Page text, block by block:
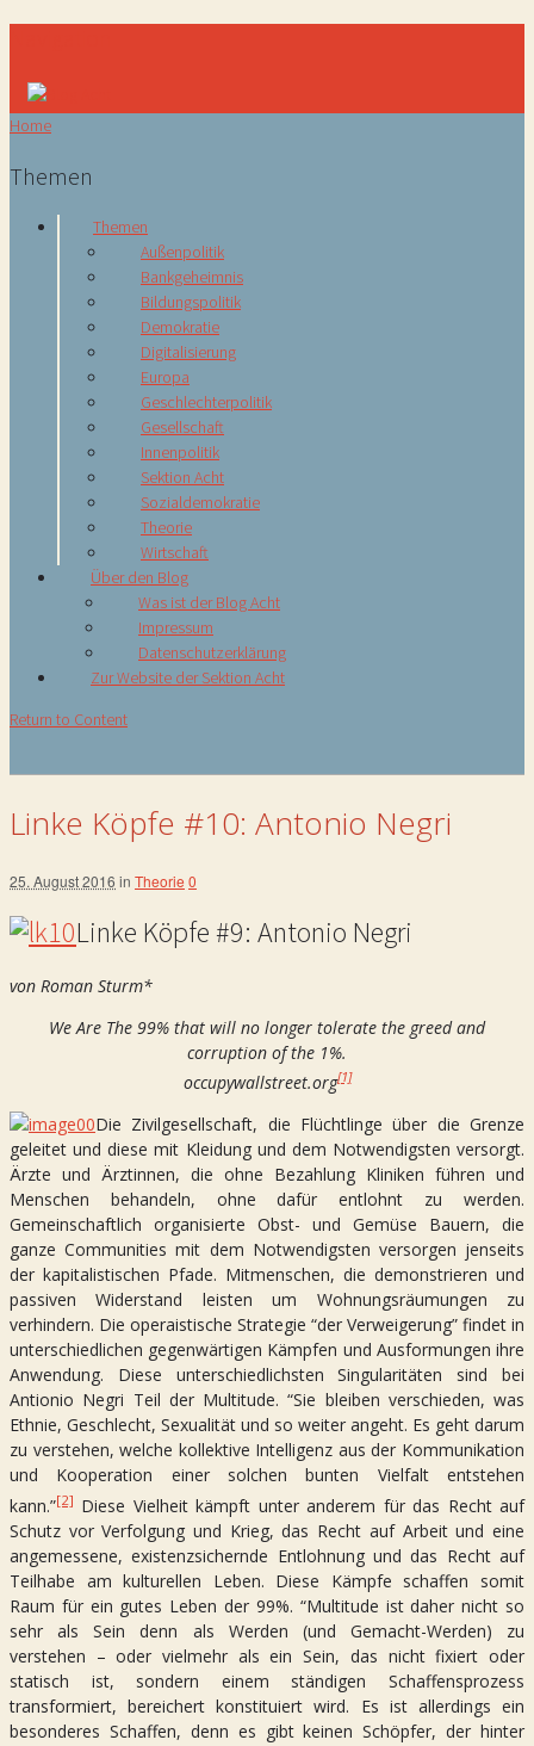
Home
Themen
Themen
Außenpolitik
Bankgeheimnis
Bildungspolitik
Demokratie
Digitalisierung
Europa
Geschlechterpolitik
Gesellschaft
Innenpolitik
Sektion Acht
Sozialdemokratie
Theorie
Wirtschaft
Über den Blog
Was ist der Blog Acht
Impressum
Datenschutzerklärung
Zur Website der Sektion Acht
Return to Content
Linke Köpfe #10: Antonio Negri
25. August 2016 in Theorie 0
Linke Köpfe #9: Antonio Negri
von Roman Sturm*
We Are The 99% that will no longer tolerate the greed and
corruption of the 1%.
occupywallstreet.org[1]
Die Zivilgesellschaft, die Flüchtlinge über die Grenze
geleitet und diese mit Kleidung und dem Notwendigsten versorgt.
Ärzte und Ärztinnen, die ohne Bezahlung Kliniken führen und
Menschen behandeln, ohne dafür entlohnt zu werden.
Gemeinschaftlich organisierte Obst- und Gemüse Bauern, die
ganze Communities mit dem Notwendigsten versorgen jenseits
der kapitalistischen Pfade. Mitmenschen, die demonstrieren und
passiven Widerstand leisten um Wohnungsräumungen zu
verhindern. Die operaistische Strategie “der Verweigerung” findet in
unterschiedlichen gegenwärtigen Kämpfen und Ausformungen ihre
Anwendung. Diese unterschiedlichsten Singularitäten sind bei
Antionio Negri Teil der Multitude. “Sie bleiben verschieden, was
Ethnie, Geschlecht, Sexualität und so weiter angeht. Es geht darum
zu verstehen, welche kollektive Intelligenz aus der Kommunikation
und Kooperation einer solchen bunten Vielfalt entstehen
kann.”[2] Diese Vielheit kämpft unter anderem für das Recht auf
Schutz vor Verfolgung und Krieg, das Recht auf Arbeit und eine
angemessene, existenzsichernde Entlohnung und das Recht auf
Teilhabe am kulturellen Leben. Diese Kämpfe schaffen somit
Raum für ein gutes Leben der 99%. “Multitude ist daher nicht so
sehr als Sein denn als Werden (und Gemacht-Werden) zu
verstehen – oder vielmehr als ein Sein, das nicht fixiert oder
statisch ist, sondern einem ständigen Schaffensprozess
transformiert, bereichert konstituiert wird. Es ist allerdings ein
besonderes Schaffen, denn es gibt keinen Schöpfer, der hinter